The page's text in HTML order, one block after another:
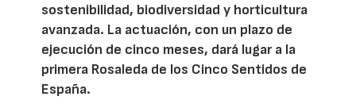
sostenibilidad, biodiversidad y horticultura
avanzada. La actuación, con un plazo de
ejecución de cinco meses, dará lugar a la
primera Rosaleda de los Cinco Sentidos de
España.